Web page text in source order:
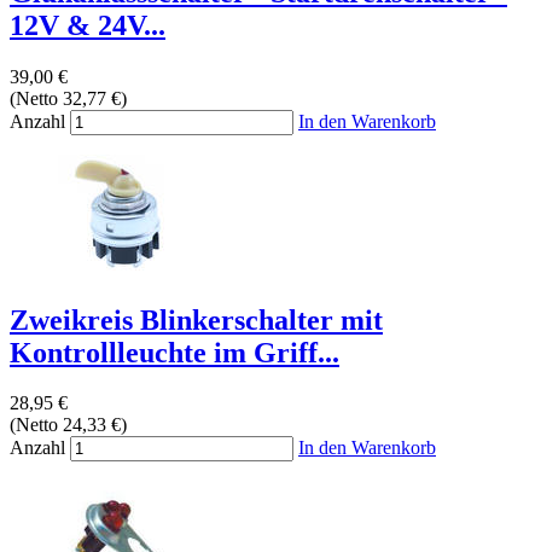
12V & 24V...
39,00 €
(Netto 32,77 €)
Anzahl
In den Warenkorb
Zweikreis Blinkerschalter mit
Kontrollleuchte im Griff...
28,95 €
(Netto 24,33 €)
Anzahl
In den Warenkorb